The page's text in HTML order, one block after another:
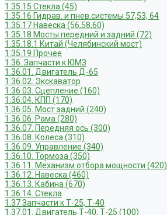
1.35.15 Стекла (45)
1.35.16 Гидрав. и пнев.системы 57,53, 64
1.35.17 Навеска (56,58,60)
1.35.18 Мосты передний и задний (72)
1.35.18.1 Китай (Челябинский мост)
1.35.19 Прочее
1.36. Запчасти к ЮМЗ
1.36.01. Двигатель Д-65
1.36.02. Экскаватор
1.36.03. Сцепление (160)
1.36.04. КПП (170)
1.36.05. Мост задний (240)
1.36.06. Рама (280)
1.36.07. Передняя ось (300)
1.36.08. Колеса (310)
1.36.09. Управление (340)
1.36.10. Тормоза (350)
1.36.11. Механизм отбора мощности (420)
1.36.12. Навеска (460)
1.36.13. Кабина (670)
1.36.14. Стекла
1.37 Запчасти к Т-25, Т-40
1.37.01. Двигатель Т-40, Т-25 (100)